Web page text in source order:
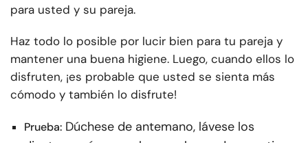
para usted y su pareja.
Haz todo lo posible por lucir bien para tu pareja y
mantener una buena higiene. Luego, cuando ellos lo
disfruten, ¡es probable que usted se sienta más
cómodo y también lo disfrute!
Prueba: Dúchese de antemano, lávese los